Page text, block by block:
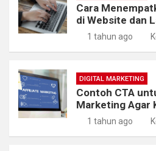
Cara
di Website dan
1 tahun ago
DIGITAL MARKETING
Contoh CTA
Marketing Agar
1 tahun ago